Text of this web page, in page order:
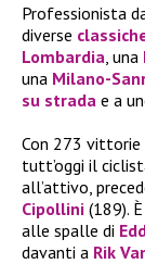
Professionista
diverse
Lombardia , una
una Milano-
su strada e a
Con 273 vittorie
tutt’oggi il
all’attivo,
Cipollini (189).
alle spalle di
davanti a Rik